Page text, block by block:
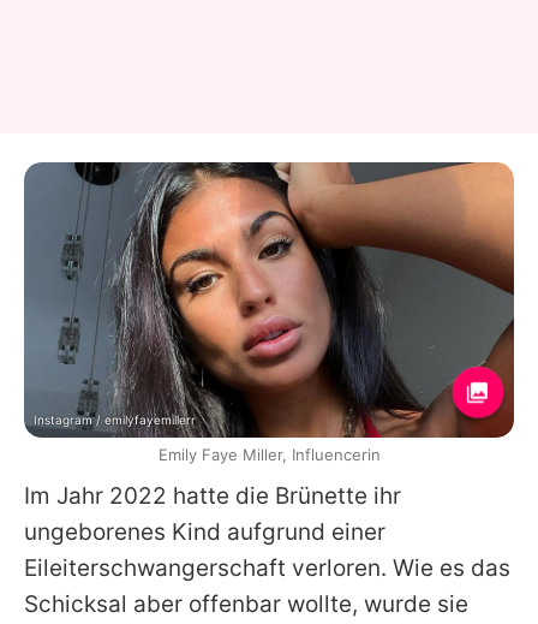
Im Jahr 2022 hatte die Brünette ihr
ungeborenes Kind aufgrund einer
Eileiterschwangerschaft verloren. Wie es das
Schicksal aber offenbar wollte, wurde sie
Instagram / emilyfayemillerr
Emily Faye Miller, Influencerin